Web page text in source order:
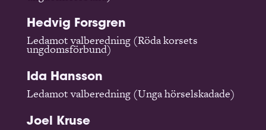
Hedvig Forsgren
Ledamot valberedning (Röda korsets
ungdomsförbund)
Ida Hansson
Ledamot valberedning (Unga hörselskadade)
Joel Kruse